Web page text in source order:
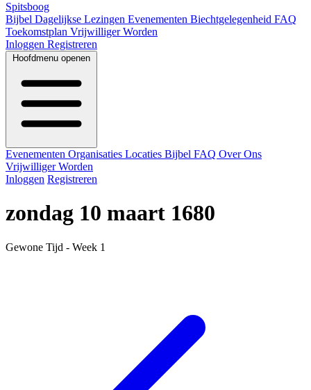
Spitsboog
Bijbel Dagelijkse Lezingen Evenementen Biechtgelegenheid FAQ
Toekomstplan Vrijwilliger Worden
Inloggen Registreren
Hoofdmenu openen
Evenementen Organisaties Locaties Bijbel FAQ Over Ons
Vrijwilliger Worden
Inloggen Registreren
zondag 10 maart 1680
Gewone Tijd - Week 1